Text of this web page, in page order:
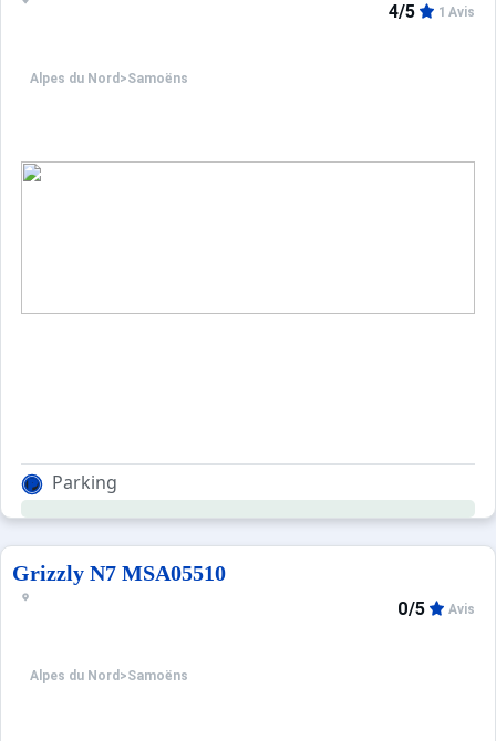
Alpes du Nord >Samoëns
4/5 1 Avis
Parking
Grizzly N7 MSA05510
Alpes du Nord >Samoëns
0/5 Avis